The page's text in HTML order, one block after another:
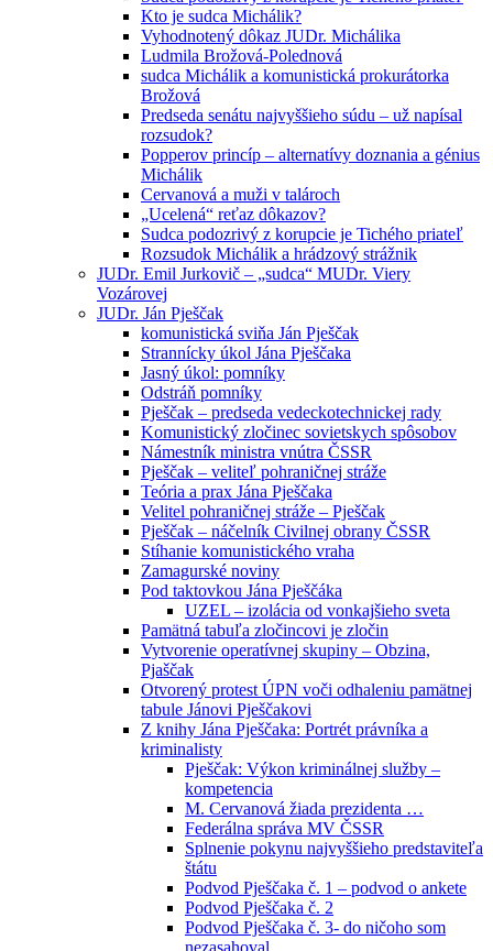
Kto je sudca Michálik?
Vyhodnotený dôkaz JUDr. Michálika
Ludmila Brožová-Polednová
sudca Michálik a komunistická prokurátorka
Brožová
Predseda senátu najvyššieho súdu – už napísal
rozsudok?
Popperov princíp – alternatívy doznania a génius
Michálik
Cervanová a muži v talároch
„Ucelená“ reťaz dôkazov?
Sudca podozrivý z korupcie je Tichého priateľ
Rozsudok Michálik a hrádzový strážnik
JUDr. Emil Jurkovič – „sudca“ MUDr. Viery
Vozárovej
JUDr. Ján Pješčak
komunistická sviňa Ján Pješčak
Strannícky úkol Jána Pješčaka
Jasný úkol: pomníky
Odstráň pomníky
Pješčak – predseda vedeckotechnickej rady
Komunistický zločinec sovietskych spôsobov
Námestník ministra vnútra ČSSR
Pješčak – veliteľ pohraničnej stráže
Teória a prax Jána Pješčaka
Velitel pohraničnej stráže – Pješčak
Pješčak – náčelník Civilnej obrany ČSSR
Stíhanie komunistického vraha
Zamagurské noviny
Pod taktovkou Jána Pješčáka
UZEL – izolácia od vonkajšieho sveta
Pamätná tabuľa zločincovi je zločin
Vytvorenie operatívnej skupiny – Obzina,
Pjaščak
Otvorený protest ÚPN voči odhaleniu pamätnej
tabule Jánovi Pješčakovi
Z knihy Jána Pješčaka: Portrét právníka a
kriminalisty
Pješčak: Výkon kriminálnej služby –
kompetencia
M. Cervanová žiada prezidenta …
Federálna správa MV ČSSR
Splnenie pokynu najvyššieho predstaviteľa
štátu
Podvod Pješčaka č. 1 – podvod o ankete
Podvod Pješčaka č. 2
Podvod Pješčaka č. 3- do ničoho som
nezasahoval